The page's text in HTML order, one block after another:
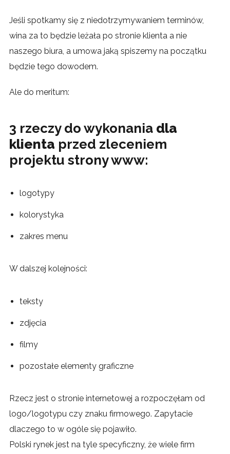
Jeśli spotkamy się z niedotrzymywaniem terminów,
wina za to będzie leżała po stronie klienta a nie
naszego biura, a umowa jaką spiszemy na początku
będzie tego dowodem.
Ale do meritum:
3 rzeczy do wykonania dla
klienta przed zleceniem
projektu strony www:
logotypy
kolorystyka
zakres menu
W dalszej kolejności:
teksty
zdjęcia
filmy
pozostałe elementy graficzne
Rzecz jest o stronie internetowej a rozpoczęłam od
logo/logotypu czy znaku firmowego. Zapytacie
dlaczego to w ogóle się pojawiło.
Polski rynek jest na tyle specyficzny, że wiele firm